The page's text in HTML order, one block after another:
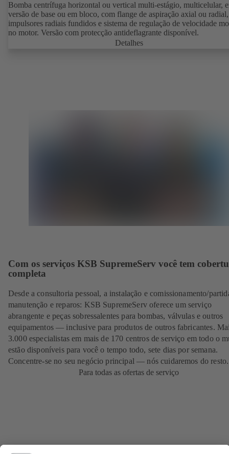
Bomba centrífuga horizontal ou vertical multi-estágio, multicelular,
versão de base ou em bloco, com flange de aspiração axial ou radial,
impulsores radiais fundidos e sistema de regulação de velocidade
no motor. Versão com protecção antideflagrante disponível.
Detalhes
Com os serviços KSB SupremeServ você tem
completa
Desde a consultoria pessoal, a instalação e comissionamento/
manutenção e reparos: KSB SupremeServ oferece um serviço
abrangente e peças sobressalentes para bombas, válvulas e outros
equipamentos — inclusive para produtos de outros fabricantes.
3.000 especialistas em mais de 170 centros de serviço em todo o
estão disponíveis para você o tempo todo, sete dias por semana.
Concentre-se no seu negócio principal — nós cuidaremos do resto.
Para todas as ofertas de serviço